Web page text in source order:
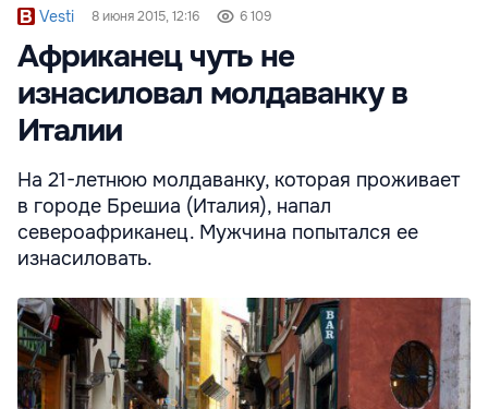
Vesti 8 июня 2015, 12:16 6 109
Африканец чуть не
изнасиловал молдаванку в
Италии
На 21-летнюю молдаванку, которая проживает
в городе Брешиа (Италия), напал
североафриканец. Мужчина попытался ее
изнасиловать.